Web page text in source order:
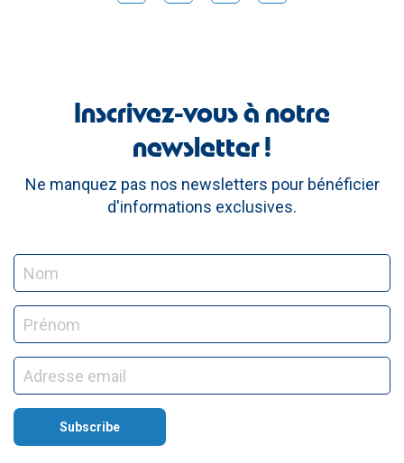
Inscrivez-vous à notre
newsletter !
Ne manquez pas nos newsletters pour bénéficier
d'informations exclusives.